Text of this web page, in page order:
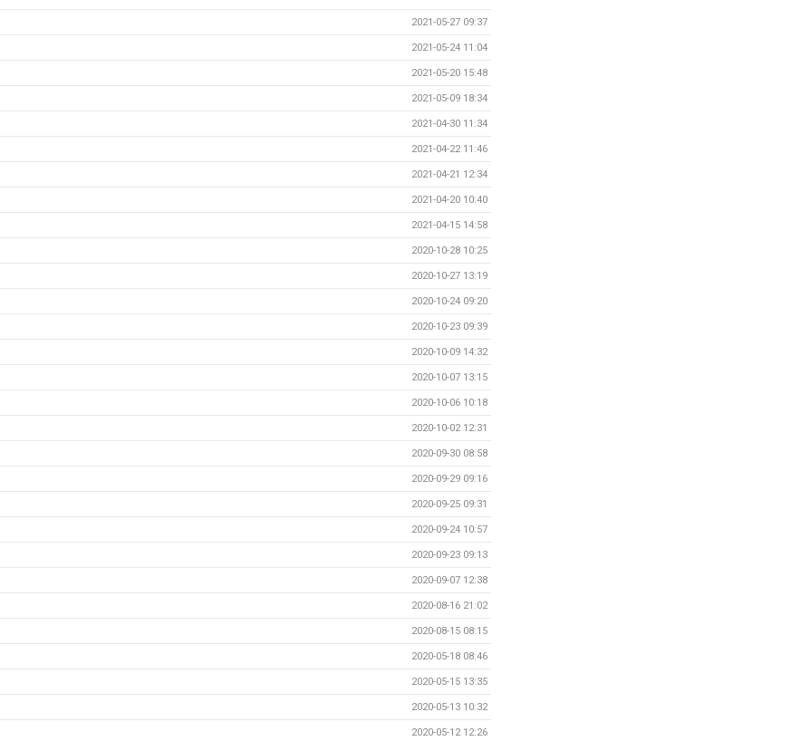
2021-05-27 09:37
2021-05-24 11:04
2021-05-20 15:48
2021-05-09 18:34
2021-04-30 11:34
2021-04-22 11:46
2021-04-21 12:34
2021-04-20 10:40
2021-04-15 14:58
2020-10-28 10:25
2020-10-27 13:19
2020-10-24 09:20
2020-10-23 09:39
2020-10-09 14:32
2020-10-07 13:15
2020-10-06 10:18
2020-10-02 12:31
2020-09-30 08:58
2020-09-29 09:16
2020-09-25 09:31
2020-09-24 10:57
2020-09-23 09:13
2020-09-07 12:38
2020-08-16 21:02
2020-08-15 08:15
2020-05-18 08:46
2020-05-15 13:35
2020-05-13 10:32
2020-05-12 12:26